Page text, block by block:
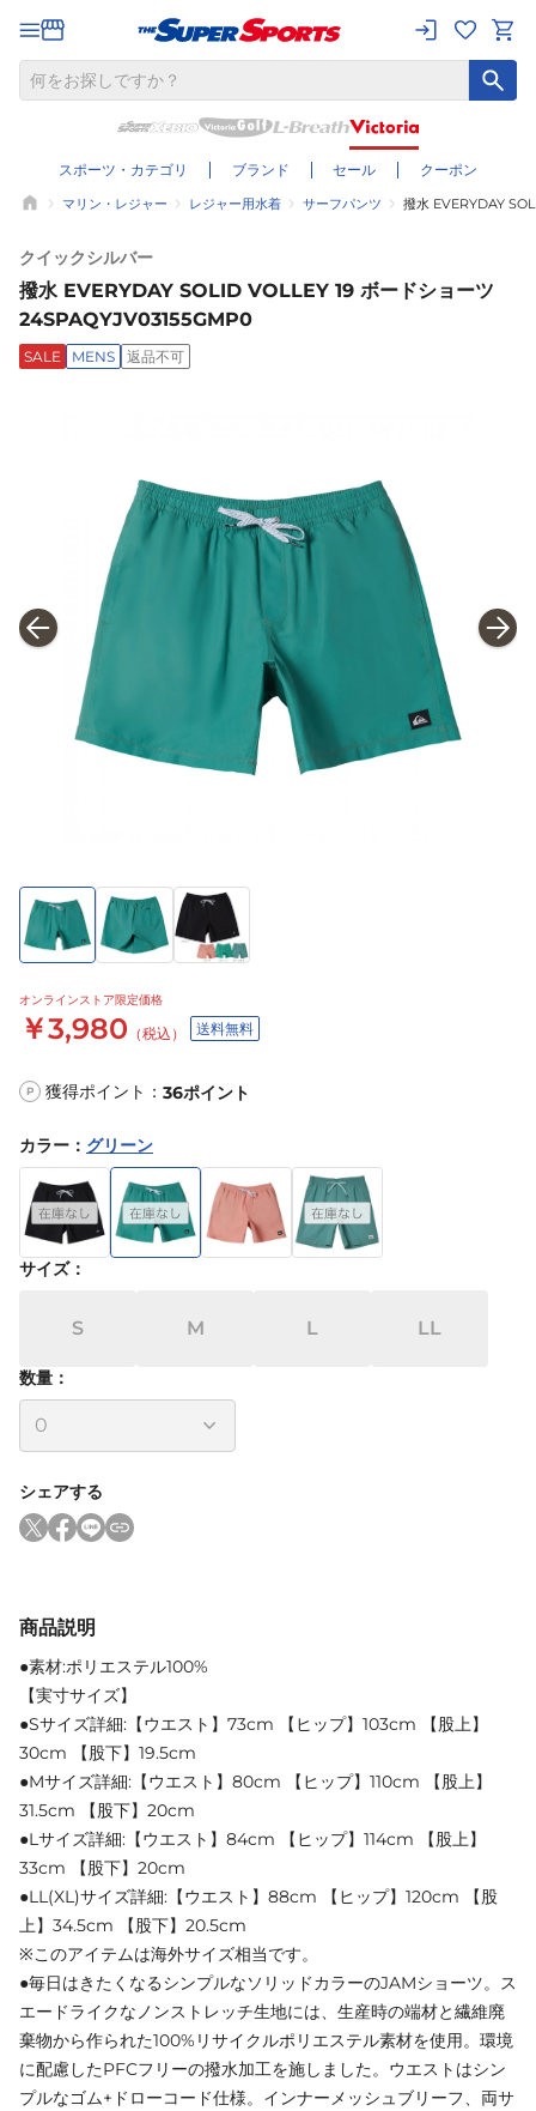
スポーツ・カテゴリ ブランド セール クーポン
マリン・レジャー レジャー用水着 サーフパンツ 撥水 EVERYDAY
クイックシルバー
撥水 EVERYDAY SOLID VOLLEY 19 ボードショーツ
24SPAQYJV03155GMP0
SALE MENS 返品不可
オンラインストア限定価格
￥3,980 （税込） 送料無料
P 獲得ポイント： 36ポイント
カラー ： グリーン
サイズ：
S M L LL
数量：
シェアする
商品説明
●素材:ポリエステル100%
【実寸サイズ】
●Sサイズ詳細:【ウエスト】73cm 【ヒップ】103cm 【股上】
30cm 【股下】19.5cm
●Mサイズ詳細:【ウエスト】80cm 【ヒップ】110cm 【股上】
31.5cm 【股下】20cm
●Lサイズ詳細:【ウエスト】84cm 【ヒップ】114cm 【股上】
33cm 【股下】20cm
●LL(XL)サイズ詳細:【ウエスト】88cm 【ヒップ】120cm 【股
上】34.5cm 【股下】20.5cm
※このアイテムは海外サイズ相当です。
●毎日はきたくなるシンプルなソリッドカラーのJAMショーツ。ス
エードライクなノンストレッチ生地には、生産時の端材と繊維廃
棄物から作られた100%リサイクルポリエステル素材を使用。環境
に配慮したPFCフリーの撥水加工を施しました。ウエストはシン
プルなゴム+ドローコード仕様。インナーメッシュブリーフ、両サ